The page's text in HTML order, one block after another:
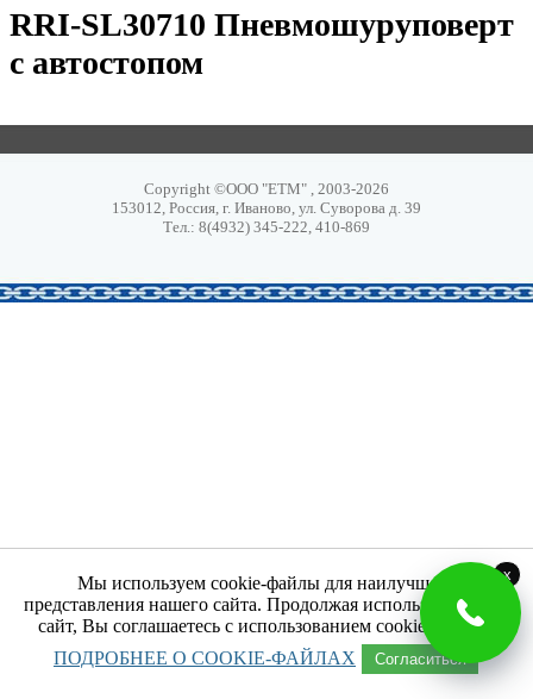
RRI-SL30710 Пневмошуруповерт
с автостопом
Copyright ©ООО "ЕТМ" , 2003-2026
153012, Россия, г. Иваново, ул. Суворова д. 39
Тел.: 8(4932) 345-222, 410-869
Мы используем cookie-файлы для наилучшего
представления нашего сайта. Продолжая использовать наш
сайт, Вы соглашаетесь с использованием cookie-файлов.
ПОДРОБНЕЕ О COOKIE-ФАЙЛАХ
Согласиться
x